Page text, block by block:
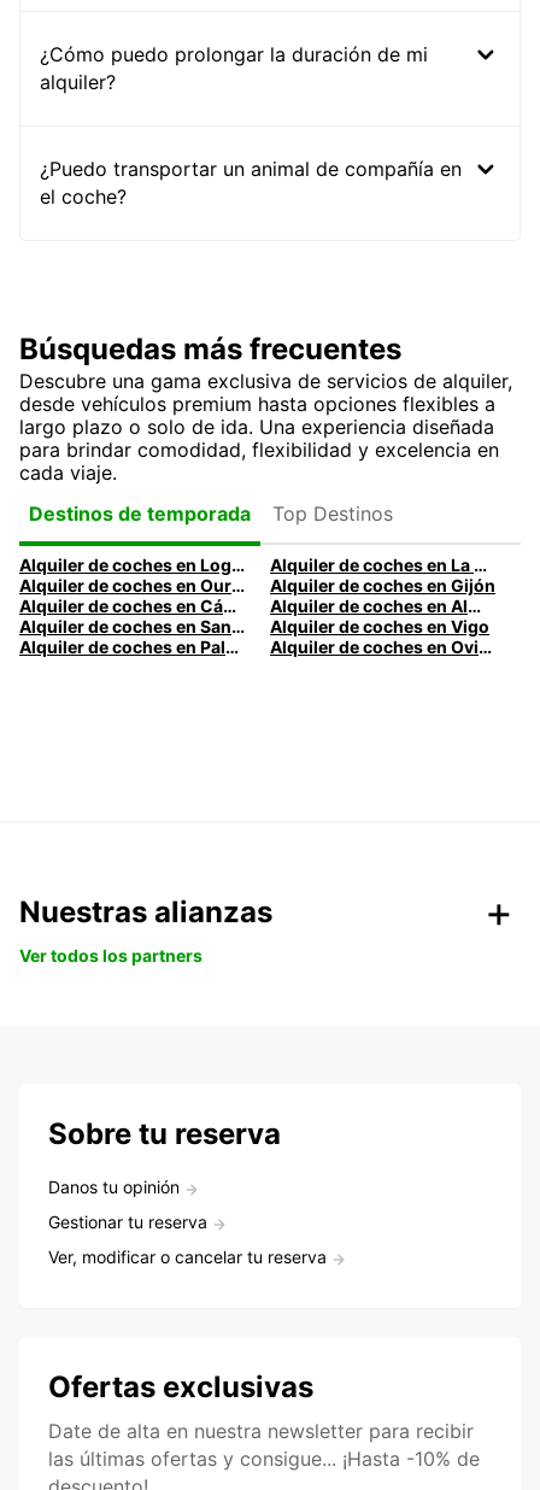
¿Cómo puedo prolongar la duración de mi
alquiler?
¿Puedo transportar un animal de compañía en
el coche?
Búsquedas más frecuentes
Descubre una gama exclusiva de servicios de alquiler,
desde vehículos premium hasta opciones flexibles a
largo plazo o solo de ida. Una experiencia diseñada
para brindar comodidad, flexibilidad y excelencia en
cada viaje.
Destinos de temporada
Top Destinos
Alquiler de coches en Logroño
Alquiler de coches en La Coruña
Alquiler de coches en Ourense
Alquiler de coches en Gijón
Alquiler de coches en Cádiz
Alquiler de coches en Almería
Alquiler de coches en Santander
Alquiler de coches en Vigo
Alquiler de coches en Palma
Alquiler de coches en Oviedo
Nuestras alianzas
Ver todos los partners
Sobre tu reserva
Danos tu opinión
Gestionar tu reserva
Ver, modificar o cancelar tu reserva
Ofertas exclusivas
Date de alta en nuestra newsletter para recibir
las últimas ofertas y consigue... ¡Hasta -10% de